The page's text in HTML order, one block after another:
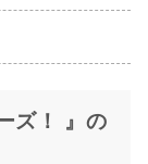
ズ！ 』の